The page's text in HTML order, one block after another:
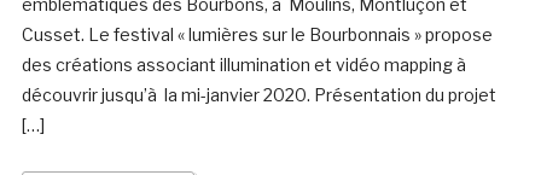
emblématiques des Bourbons, à Moulins, Montluçon et
Cusset. Le festival « lumières sur le Bourbonnais » propose
des créations associant illumination et vidéo mapping à
découvrir jusqu’à la mi-janvier 2020. Présentation du projet
[…]